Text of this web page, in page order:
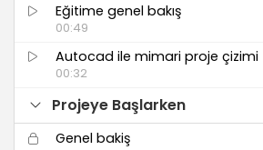
Eğitime genel bakış
00:49
Autocad ile mimari proje çizimi
00:32
Projeye Başlarken
Genel bakiş